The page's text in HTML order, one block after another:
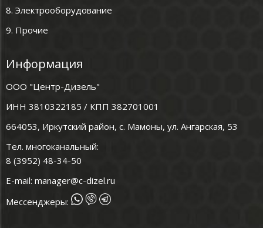
8. Электрооборудование
9. Прочие
Информация
ООО "Центр-Дизель"
ИНН 3810322185 / КПП 382701001
664053, Иркутский район, с. Мамоны, ул. Ангарская, 53
Тел. многоканальный:
8 (3952) 48-34-50
E-mail: manager@c-dizel.ru
Мессенджеры: